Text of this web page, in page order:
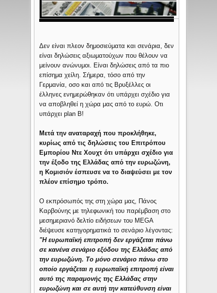
Δεν είναι πλεον δημοσιεύματα και σενάρια, δεν
είναι δηλώσεις αξιωματούχων που θέλουν να
μείνουν ανώνυμοι. Είναι δηλώσεις από τα πιο
επίσημα χείλη. Σήμερα, τόσο από την
Γερμανία, οσο και από τις Βρυξέλλες οι
έλληνες ενημερώθηκαν ότι υπάρχει σχέδιο για
να αποβληθεί η χώρα μας από το ευρώ. Οτι
υπάρχει plan B!
Μετά την αναταραχή που προκλήθηκε,
κυρίως από τις δηλώσεις του Επιτρόπου
Εμπορίου Ντε Χουχτ ότι υπάρχει σχέδιο για
την έξοδο της Ελλάδας από την ευρωζώνη,
η Κομισιόν έσπευσε να το διαψεύσει με τον
πλέον επίσημο τρόπο.
Ο εκπρόσωπός της στη χώρα μας, Πάνος
Καρβούνης με τηλεφωνική του παρέμβαση στο
μεσημεριανό δελτίο ειδήσεων του MEGA
διέψευσε κατηγορηματικά το σενάριο λέγοντας:
"Η ευρωπαϊκή επιτροπή δεν εργάζεται πάνω
σε κανένα σενάριο εξόδου της Ελλάδας από
την ευρωζώνη. Το μόνο σενάριο πάνω στο
οποίο εργάζεται η ευρωπαϊκή επιτροπή είναι
αυτό της παραμονής της Ελλάδας στην
ευρωζώνη και σε αυτή την κατεύθυνση είναι